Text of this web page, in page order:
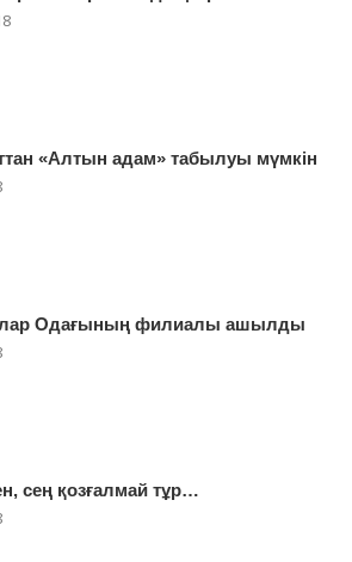
«Алтын адам» табылуы мүмкін
Одағының филиалы ашылды
сең қозғалмай тұр…